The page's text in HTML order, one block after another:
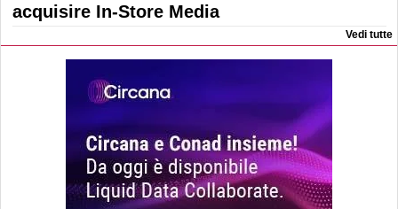
acquisire In-Store Media
Vedi tutte